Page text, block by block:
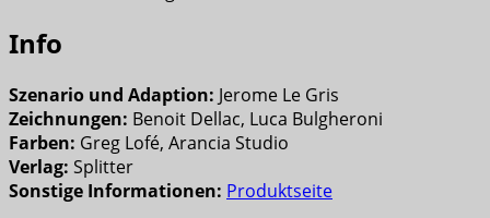
Info
Szenario und Adaption: Jerome Le Gris
Zeichnungen: Benoit Dellac, Luca Bulgheroni
Farben: Greg Lofé, Arancia Studio
Verlag: Splitter
Sonstige Informationen: Produktseite